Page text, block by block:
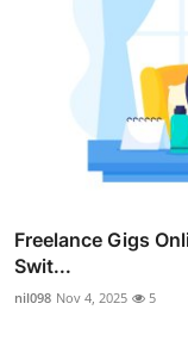
Freelance Gigs
Swit...
nil098 Nov 4, 2025 5